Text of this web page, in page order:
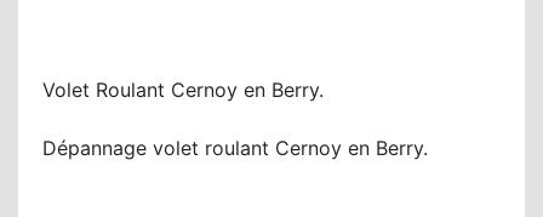
Volet Roulant Cernoy en Berry.
Dépannage volet roulant Cernoy en Berry.